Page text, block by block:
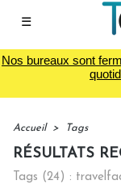
☰
Nos bureaux sont
Accueil > Tags
RÉSULTATS
Tags (24) :